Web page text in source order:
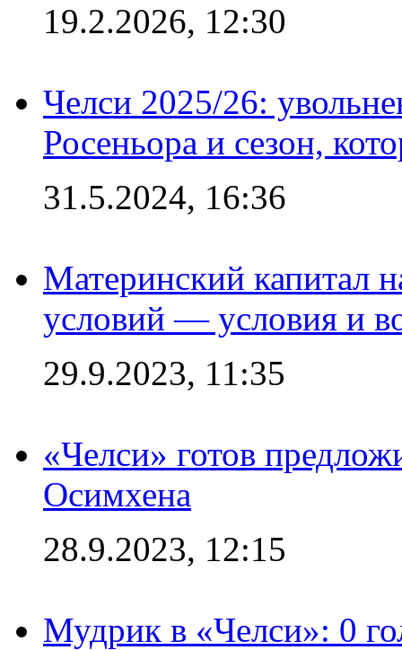
19.2.2026, 12:30
Челси 2025/26:
Росеньора и сезон,
31.5.2024, 16:36
Материнский капитал
условий — условия и
29.9.2023, 11:35
«Челси» готов
Осимхена
28.9.2023, 12:15
Мудрик в «Челси»: 0